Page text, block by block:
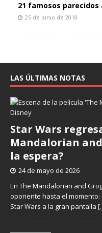
21 famosos
25 de junio de 2018
LAS ÚLTIMAS NOTAS
Star Wars
Mandalorian
la espera?
24 de mayo de 2026
En The Mandalorian and
oponente hasta el
Star Wars a la gran pantalla